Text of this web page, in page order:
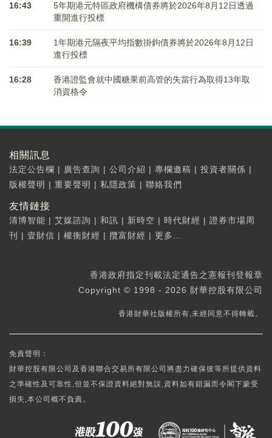
16:43
5年期港元特區政府機構債券將於2026年8月12日透過
重開進行投標
16:39
1年期港元隔夜平均指數掛鉤債券將於2026年8月12日
進行投標
16:28
香港證監會就中國糖果前高管的失當行為取得13年取
消資格令
相關訊息
法定公告欄 | 廣告查詢 | 公司介紹 | 專欄邀稿 | 投資者關係 |
版權聲明 | 重要聲明 | 私隱政策 | 聯絡我們
友情鏈接
清博智能 | 艾媒諮詢 | 和訊 | 新時空 | 時代財經 | 證券市場周
刊
| 壹財信 | 權衡財經 | 攬富財經 | 更多...
香港政府指定刊載法定通告之憲報刊登報章
Copyright © 1998 - 2026 財華控股有限公司
香港財華社版權所有,未經同意不得轉載。
免責聲明：
財華控股有限公司及香港聯合交易所有限公司將盡力確保彼等所提供資料
之準確性及可靠性,但並不保證資料絕對無誤,資料如有錯漏而令閣下蒙受
損失,本公司概不負責。